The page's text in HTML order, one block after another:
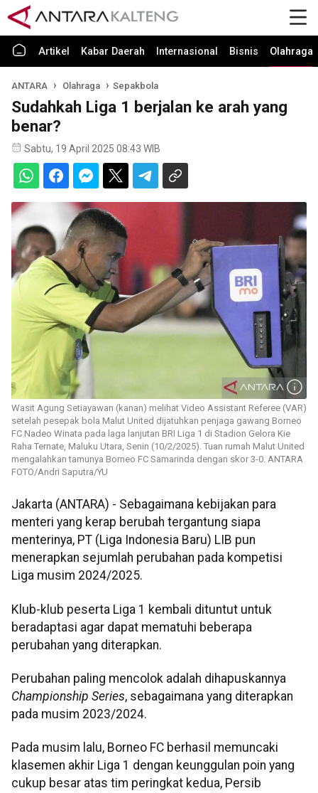
Artikel Kabar Daerah Internasional Bisnis Olahraga
ANTARA Olahraga Sepakbola
Sudahkah Liga 1 berjalan ke arah yang
benar?
Sabtu, 19 April 2025 08:43 WIB
Wasit Agung Setiayawan (kanan) melihat Video Assistant Referee (VAR)
setelah pesepak bola Malut United dijatuhkan penjaga gawang Borneo
FC Nadeo Winata pada laga lanjutan BRI Liga 1 di Stadion Gelora Kie
Raha Ternate, Maluku Utara, Senin (10/2/2025). Tuan rumah Malut United
mengalahkan tamunya Borneo FC Samarinda dengan skor 3-0. ANTARA
FOTO/Andri Saputra/YU
Jakarta (ANTARA) - Sebagaimana kebijakan para
menteri yang kerap berubah tergantung siapa
menterinya, PT (Liga Indonesia Baru) LIB pun
menerapkan sejumlah perubahan pada kompetisi
Liga musim 2024/2025.
Klub-klub peserta Liga 1 kembali dituntut untuk
beradaptasi agar dapat mematuhi beberapa
perubahan yang diterapkan.
Perubahan paling mencolok adalah dihapuskannya
Championship Series, sebagaimana yang diterapkan
pada musim 2023/2024.
Pada musim lalu, Borneo FC berhasil memuncaki
klasemen akhir Liga 1 dengan keunggulan poin yang
cukup besar atas tim peringkat kedua, Persib